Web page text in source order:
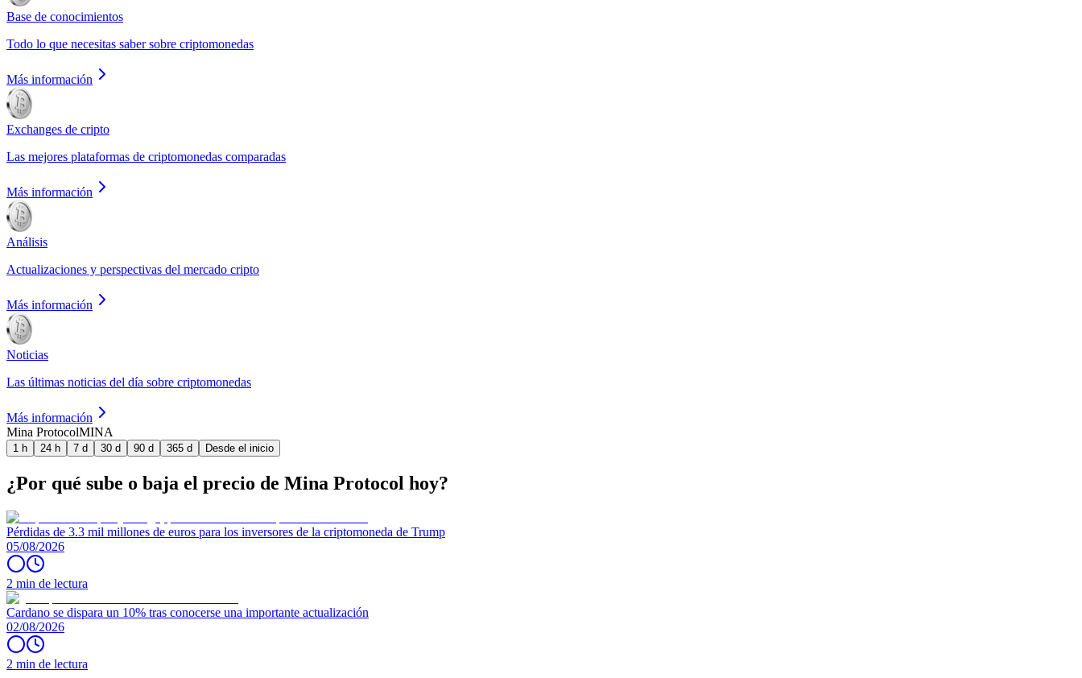
Base de conocimientos
Todo lo que necesitas saber sobre criptomonedas
Más información
Exchanges de cripto
Las mejores plataformas de criptomonedas comparadas
Más información
Análisis
Actualizaciones y perspectivas del mercado cripto
Más información
Noticias
Las últimas noticias del día sobre criptomonedas
Más información
Mina ProtocolMINA
1 h 24 h 7 d 30 d 90 d 365 d Desde el inicio
¿Por qué sube o baja el precio de Mina Protocol hoy?
Pérdidas de 3.3 mil millones de euros para los inversores de la criptomoneda de Trump
05/08/2026
2 min de lectura
Cardano se dispara un 10% tras conocerse una importante actualización
02/08/2026
2 min de lectura